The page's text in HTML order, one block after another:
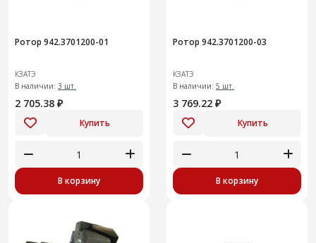
Ротор 942.3701200-01
КЗАТЭ
В наличии: 3 шт.
2 705.38 ₽
Купить
В корзину
Ротор 942.3701200-03
КЗАТЭ
В наличии: 5 шт.
3 769.22 ₽
Купить
В корзину